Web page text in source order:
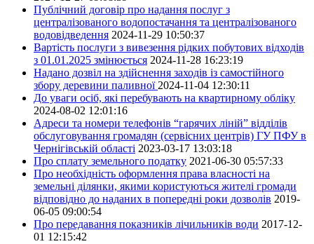
Публічний договір про надання послуг з
централізованого водопостачання та централізованого
водовідведення 2024-11-29 10:50:37
Вартість послуги з вивезення рідких побутових відходів
з 01.01.2025 змінюється 2024-11-28 16:23:19
Надано дозвіл на здійснення заходів із самостійного
збору деревини паливної2024-11-04 12:30:11
До уваги осіб, які перебувають на квартирному обліку
2024-08-02 12:01:16
Адреси та номери телефонів “гарячих ліній” відділів
обслуговування громадян (сервісних центрів) ГУ ПФУ в
Чернігівській області 2023-03-17 13:03:18
Про сплату земельного податку 2021-06-30 05:57:33
Про необхідність оформлення права власності на
земельні ділянки, якими користуються жителі громади
відповідно до наданих в попередні роки дозволів 2019-
06-05 09:00:54
Про передавання показників лічильників води 2017-12-
01 12:15:42